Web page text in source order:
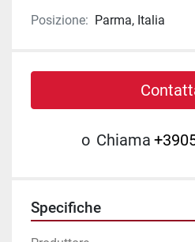
Posizione: Parma, Italia
o Chiama
Specifiche